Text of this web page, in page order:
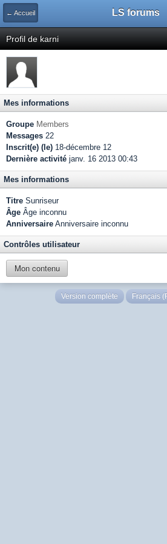
← Accueil LS forums
Profil de karni
Mes informations
Groupe Members
Messages 22
Inscrit(e) (le) 18-décembre 12
Dernière activité janv. 16 2013 00:43
Mes informations
Titre Sunriseur
Âge Âge inconnu
Anniversaire Anniversaire inconnu
Contrôles utilisateur
Mon contenu
Version complète Français